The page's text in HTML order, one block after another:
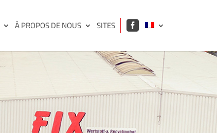
À PROPOS DE NOUS SITES FIX